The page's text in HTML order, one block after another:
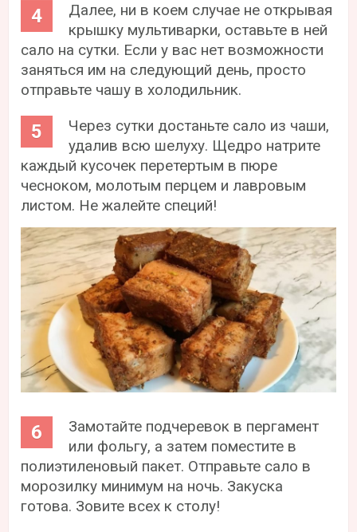
Далее, ни в коем случае не открывая
крышку мультиварки, оставьте в ней
сало на сутки. Если у вас нет возможности
заняться им на следующий день, просто
отправьте чашу в холодильник.
Через сутки достаньте сало из чаши,
удалив всю шелуху. Щедро натрите
каждый кусочек перетертым в пюре
чесноком, молотым перцем и лавровым
листом. Не жалейте специй!
Замотайте подчеревок в пергамент
или фольгу, а затем поместите в
полиэтиленовый пакет. Отправьте сало в
морозилку минимум на ночь. Закуска
готова. Зовите всех к столу!